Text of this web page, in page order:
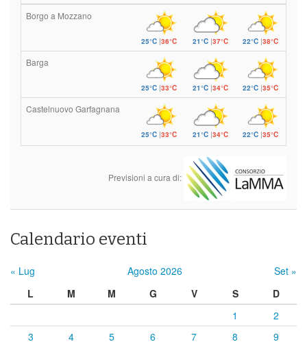
Borgo a Mozzano
25°C|36°C 21°C|37°C 22°C |38°C
Barga
25°C|33°C 21°C|34°C 22°C |35°C
Castelnuovo Garfagnana
25°C|33°C 21°C|34°C 22°C |35°C
Previsioni a cura di:
Calendario eventi
« Lug Agosto 2026
Set »
L
M M G V S
D
1
2
3
4 5 6 7 8
9